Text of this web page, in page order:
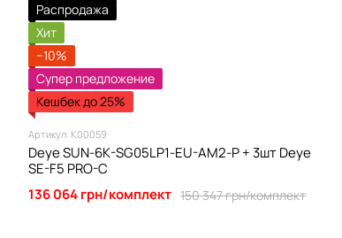
Распродажа
Хит
−10%
Супер предложение
Кешбек до 25%
Артикул: К00059
Deye SUN-6K-SG05LP1-EU-AM2-P + 3шт Deye
SE-F5 PRO-C
150 347 грн/комплект
136 064 грн/комплект